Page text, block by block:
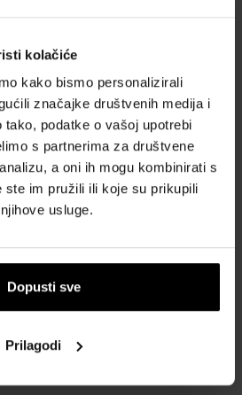
kolačiće
kako bismo personalizirali
značajke društvenih medija i
podatke o vašoj upotrebi
s partnerima za društvene
a oni ih mogu kombinirati s
ste im pružili ili koje su prikupili
usluge.
Dopusti sve
Prilagodi